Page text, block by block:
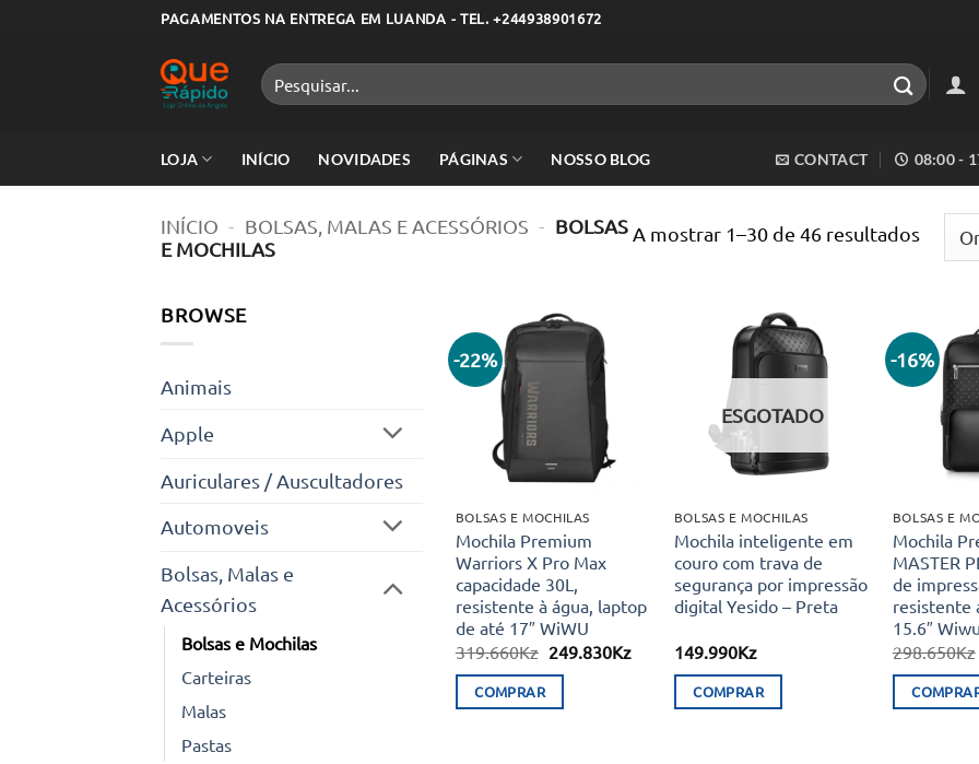
PAGAMENTOS NA ENTREGA EM LUANDA - TEL. +244938901672
Pesquisar
por:
LOJA INÍCIO NOVIDADES PÁGINAS NOSSO BLOG CONTACT 08:00 -
INÍCIO - BOLSAS, MALAS E ACESSÓRIOS - BOLSAS
E MOCHILAS
A mostrar 1–30 de 46 resultados
por
BROWSE
Animais
Apple
Auriculares / Auscultadores
Automoveis
Bolsas, Malas e
Acessórios
Bolsas e Mochilas
Carteiras
Malas
Pastas
-22%
Adicionar
desejos
BOLSAS E MOCHILAS
Mochila Premium
Warriors X Pro Max
capacidade 30L,
resistente à água, laptop
de até 17″ WiWU
319.660Kz O
era:
249.830KzO
COMPRAR
Adicionar
aos meus
ESGOTADO
BOLSAS E MOCHILAS
Mochila inteligente em
couro com trava de
segurança por impressão
digital Yesido – Preta
149.990Kz
COMPRAR
-16%
BOLSAS E
Mochila
MASTER
de
resistente
15.6″ Wiwu
298.650Kz